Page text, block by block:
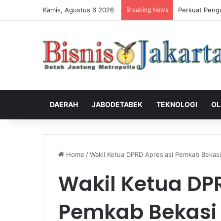
Kamis, Agustus 6 2026 Breaking News Perkuat
DAERAH JABODETABEK TEKNOLOGI
Home /Wakil Ketua DPRD Apresiasi Pemkab
Wakil Ketua
Pemkab Bekasi